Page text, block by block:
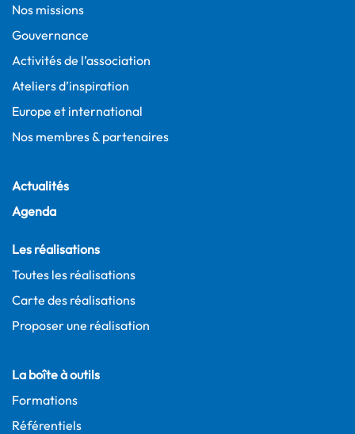
Nos missions
Gouvernance
Activités de l’association
Ateliers d’inspiration
Europe et international
Nos membres & partenaires
Actualités
Agenda
Les réalisations
Toutes les réalisations
Carte des réalisations
Proposer une réalisation
La boîte à outils
Formations
Référentiels